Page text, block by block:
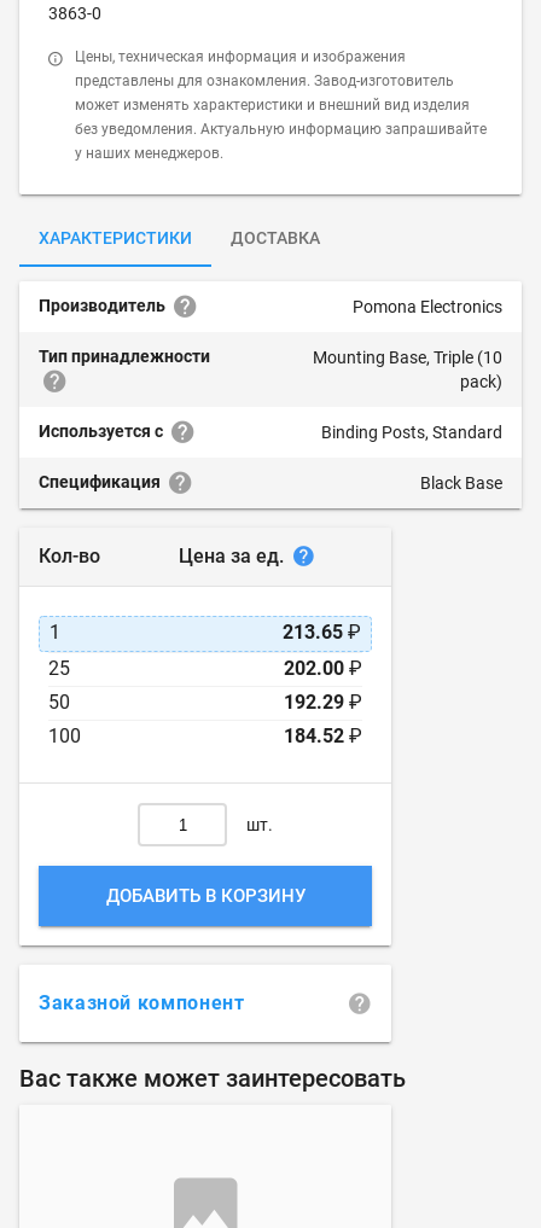
3863-0
Цены, техническая информация и изображения
представлены для ознакомления. Завод-изготовитель
может изменять характеристики и внешний вид изделия
без уведомления. Актуальную информацию запрашивайте
у наших менеджеров.
ХАРАКТЕРИСТИКИ ДОСТАВКА
Производитель Pomona Electronics
Тип принадлежности
Mounting Base, Triple (10
pack)
Используется с Binding Posts, Standard
Спецификация Black Base
Кол-во Цена за ед.
1 213.65 ₽
25
202.00 ₽
50
192.29 ₽
100
184.52 ₽
шт.
ДОБАВИТЬ В КОРЗИНУ
Заказной компонент
Вас также может заинтересовать